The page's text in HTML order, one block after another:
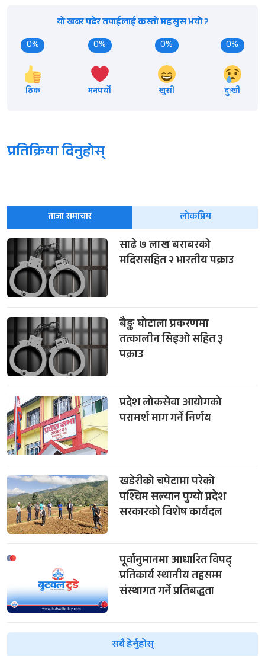
यो खबर पढेर तपाईलाई कस्तो महसुस भयो ?
0%
ठिक
0%
मनपर्यो
0%
खुसी
0%
दुःखी
प्रतिक्रिया दिनुहोस्
ताजा समाचार लोकप्रिय
साढे ७ लाख बराबरको
मदिरासहित २ भारतीय पक्राउ
बैङ्क घोटाला प्रकरणमा
तत्कालीन सिइओ सहित ३
पक्राउ
प्रदेश लोकसेवा आयोगको
परामर्श माग गर्ने निर्णय
खडेरीको चपेटामा परेको
पश्चिम सल्यान पुग्यो प्रदेश
सरकारको विशेष कार्यदल
पूर्वानुमानमा आधारित विपद्
प्रतिकार्य स्थानीय तहसम्म
संस्थागत गर्ने प्रतिबद्धता
सबै हेर्नुहोस्